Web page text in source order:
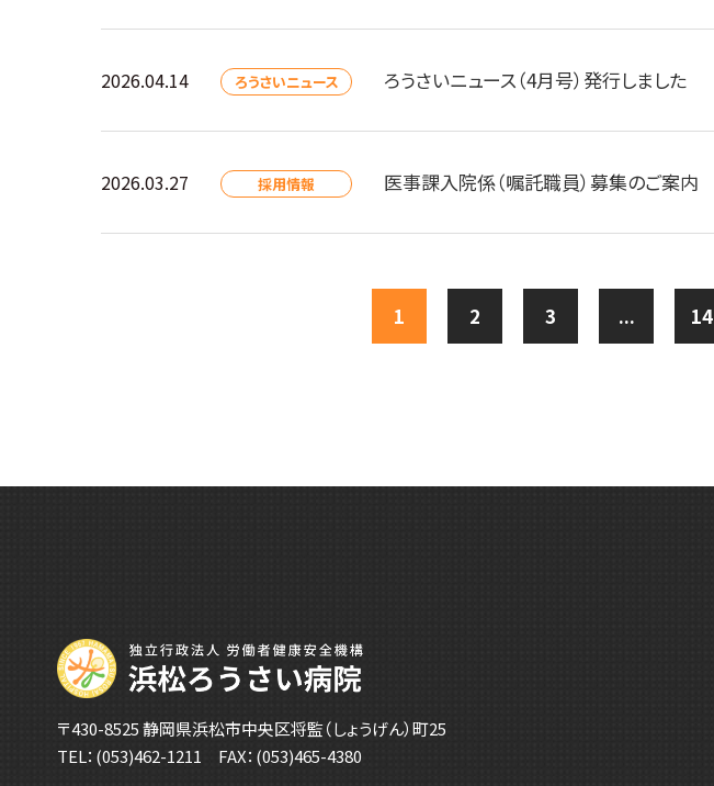
2026.04.14 ろうさいニュース ろうさいニュース（4月号）発行しました
2026.03.27 採用情報 医事課入院係（嘱託職員）募集のご案内
1 2 3 ... 14
〒430-8525 静岡県浜松市中央区将監（しょうげん）町25
TEL： (053)462-1211 FAX：(053)465-4380